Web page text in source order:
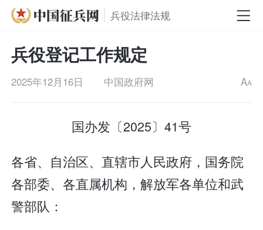
兵役法律法规
兵役登记工作规定
2025年12月16日 中国政府网 AA
国办发〔2025〕41号
各省、自治区、直辖市人民政府，国务院
各部委、各直属机构，解放军各单位和武
警部队：